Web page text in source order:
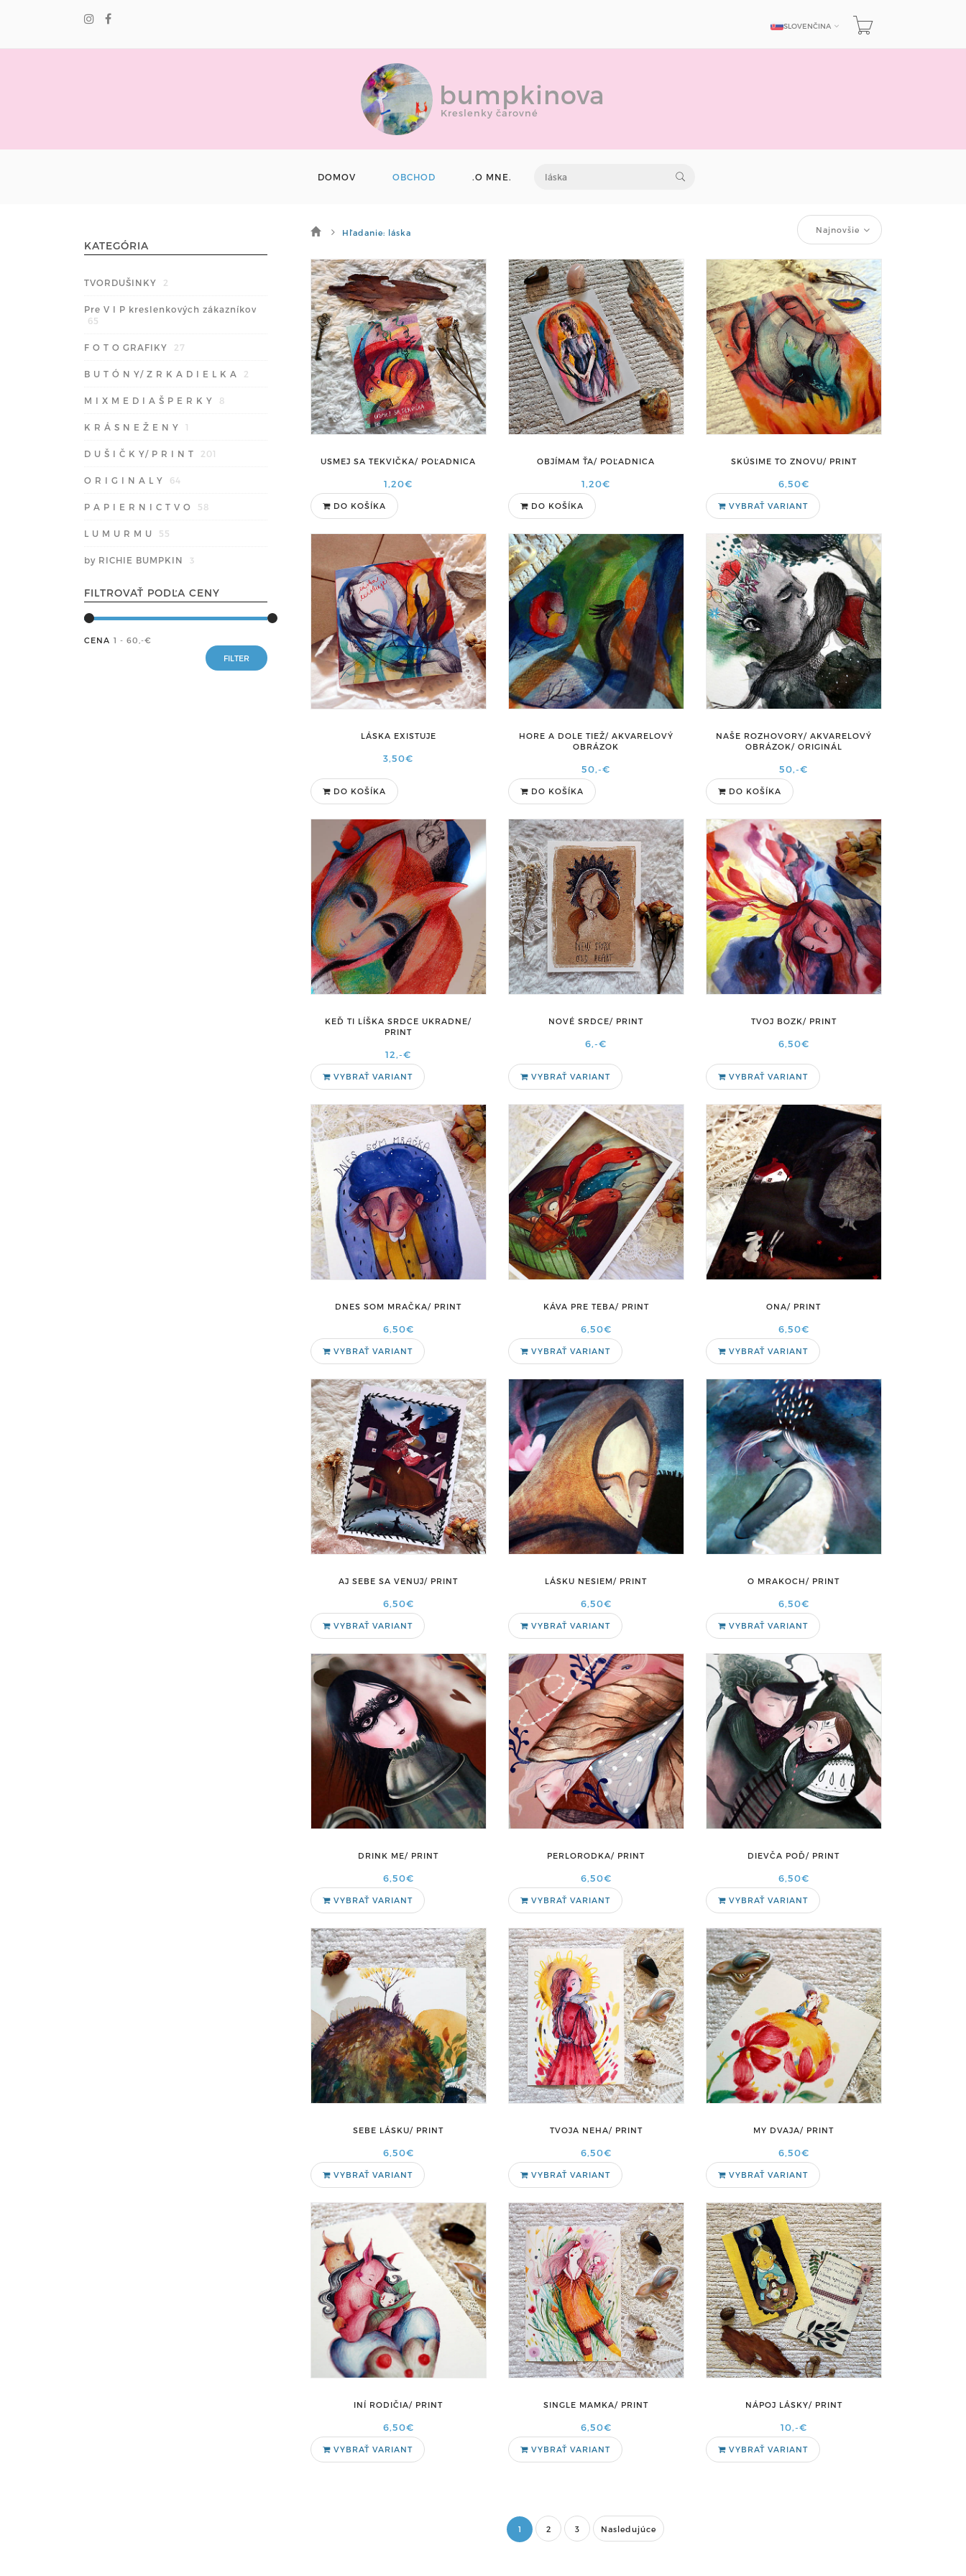
SLOVENČINA
JAZYK
bumpkinova
Kreslenky čarovné
DOMOV OBCHOD .O MNE.
KATEGÓRIA
TVORDUŠINKY 2
Pre V I P kreslenkových zákazníkov
65
F O T O GRAFIKY 27
B U T Ó N Y/ Z R K A D I E L K A 2
M I X M E D I A Š P E R K Y 8
K R Á S N E Ž E N Y 1
D U Š I Č K Y/ P R I N T 201
O R I G I N A L Y 64
P A P I E R N I C T V O 58
L U M U R M U 55
by RICHIE BUMPKIN 3
FILTROVAŤ PODĽA CENY
CENA 1 - 60 ,-€
Hľadanie: láska Najnovšie
USMEJ SA TEKVIČKA/ POĽADNICA
1,20€
DO KOŠÍKA
OBJÍMAM ŤA/ POĽADNICA
1,20€
DO KOŠÍKA
SKÚSIME TO ZNOVU/ PRINT
6,50€
VYBRAŤ VARIANT
LÁSKA EXISTUJE
3,50€
DO KOŠÍKA
HORE A DOLE TIEŽ/ AKVARELOVÝ
OBRÁZOK
50,-€
DO KOŠÍKA
NAŠE ROZHOVORY/ AKVARELOVÝ
OBRÁZOK/ ORIGINÁL
50,-€
DO KOŠÍKA
KEĎ TI LÍŠKA SRDCE UKRADNE/
PRINT
12,-€
VYBRAŤ VARIANT
NOVÉ SRDCE/ PRINT
6,-€
VYBRAŤ VARIANT
TVOJ BOZK/ PRINT
6,50€
VYBRAŤ VARIANT
DNES SOM MRAČKA/ PRINT
6,50€
VYBRAŤ VARIANT
KÁVA PRE TEBA/ PRINT
6,50€
VYBRAŤ VARIANT
ONA/ PRINT
6,50€
VYBRAŤ VARIANT
AJ SEBE SA VENUJ/ PRINT
6,50€
VYBRAŤ VARIANT
LÁSKU NESIEM/ PRINT
6,50€
VYBRAŤ VARIANT
O MRAKOCH/ PRINT
6,50€
VYBRAŤ VARIANT
DRINK ME/ PRINT
6,50€
VYBRAŤ VARIANT
PERLORODKA/ PRINT
6,50€
VYBRAŤ VARIANT
DIEVČA POĎ/ PRINT
6,50€
VYBRAŤ VARIANT
SEBE LÁSKU/ PRINT
6,50€
VYBRAŤ VARIANT
TVOJA NEHA/ PRINT
6,50€
VYBRAŤ VARIANT
MY DVAJA/ PRINT
6,50€
VYBRAŤ VARIANT
INÍ RODIČIA/ PRINT
6,50€
VYBRAŤ VARIANT
SINGLE MAMKA/ PRINT
6,50€
VYBRAŤ VARIANT
NÁPOJ LÁSKY/ PRINT
10,-€
VYBRAŤ VARIANT
1 2 3 Nasledujúce